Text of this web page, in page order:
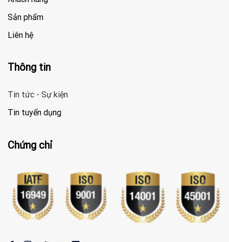
Sản phẩm
Liên hệ
Thông tin
Tin tức - Sự kiện
Tin tuyển dụng
Chứng chỉ